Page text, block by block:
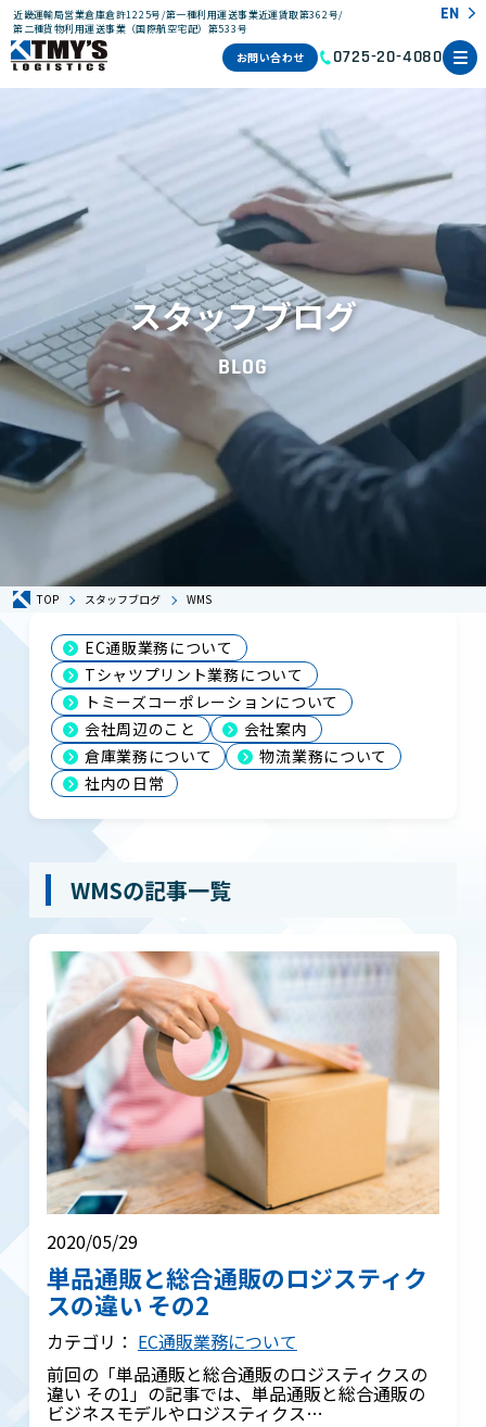
近畿運輸局営業倉庫倉許1225号/第一種利用運送事業近運賃取第362号/
第二種貨物利用運送事業（国際航空宅配）第533号
EN
お問い合わせ 0725-20-4080
スタッフブログ
BLOG
TOP スタッフブログ WMS
EC通販業務について
Tシャツプリント業務について
トミーズコーポレーションについて
会社周辺のこと
会社案内
倉庫業務について
物流業務について
社内の日常
WMSの記事一覧
2020/05/29
単品通販と総合通販のロジスティク
スの違い その2
カテゴリ： EC通販業務について
前回の「単品通販と総合通販のロジスティクスの
違い その1」の記事では、単品通販と総合通販の
ビジネスモデルやロジスティクス…